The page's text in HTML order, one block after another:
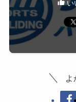
い
よ